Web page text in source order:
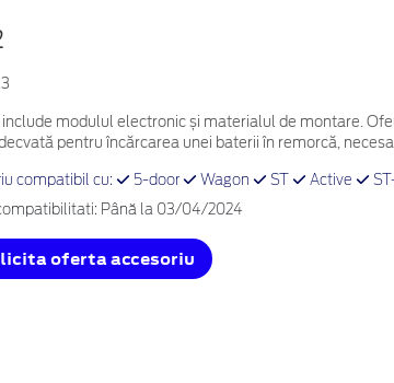
include modulul electronic și materialul de montare.
pentru încărcarea unei baterii în remorcă,
compatibil cu: 5-door Wagon ST Active
Până la 03/04/2024
oferta accesoriu